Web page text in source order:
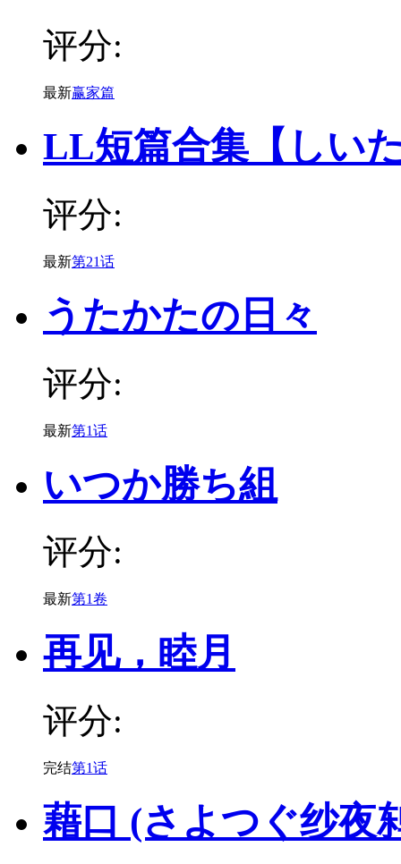
评分:
最新赢家篇
LL短篇合集【しい
评分:
最新第21话
うたかたの日々
评分:
最新第1话
いつか勝ち組
评分:
最新第1卷
再见，睦月
评分:
完结第1话
藉口 (さよつぐ纱夜